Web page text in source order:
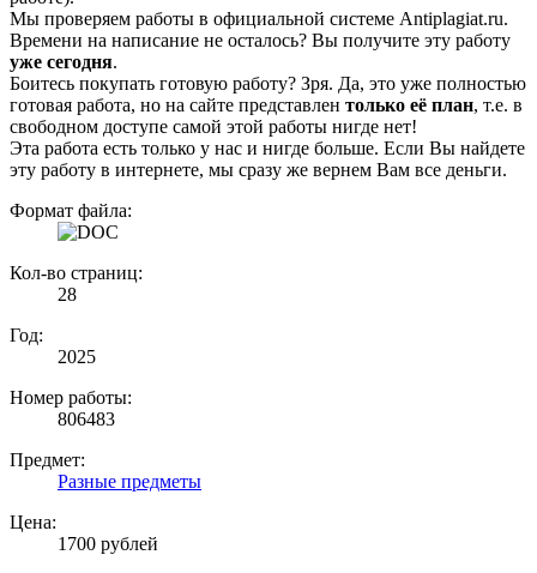
Мы проверяем работы в официальной системе Аntiplagiat.ru.
Времени на написание не осталось? Вы получите эту работу
уже сегодня.
Боитесь покупать готовую работу? Зря. Да, это уже полностью
готовая работа, но на сайте представлен только её план, т.е. в
свободном доступе самой этой работы нигде нет!
Эта работа есть только у нас и нигде больше. Если Вы найдете
эту работу в интернете, мы сразу же вернем Вам все деньги.
Формат файла:
Кол-во страниц:
28
Год:
2025
Номер работы:
806483
Предмет:
Разные предметы
Цена:
1700 рублей